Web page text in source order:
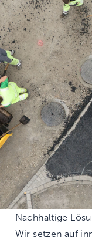
Nachhaltige
Wir setzen auf